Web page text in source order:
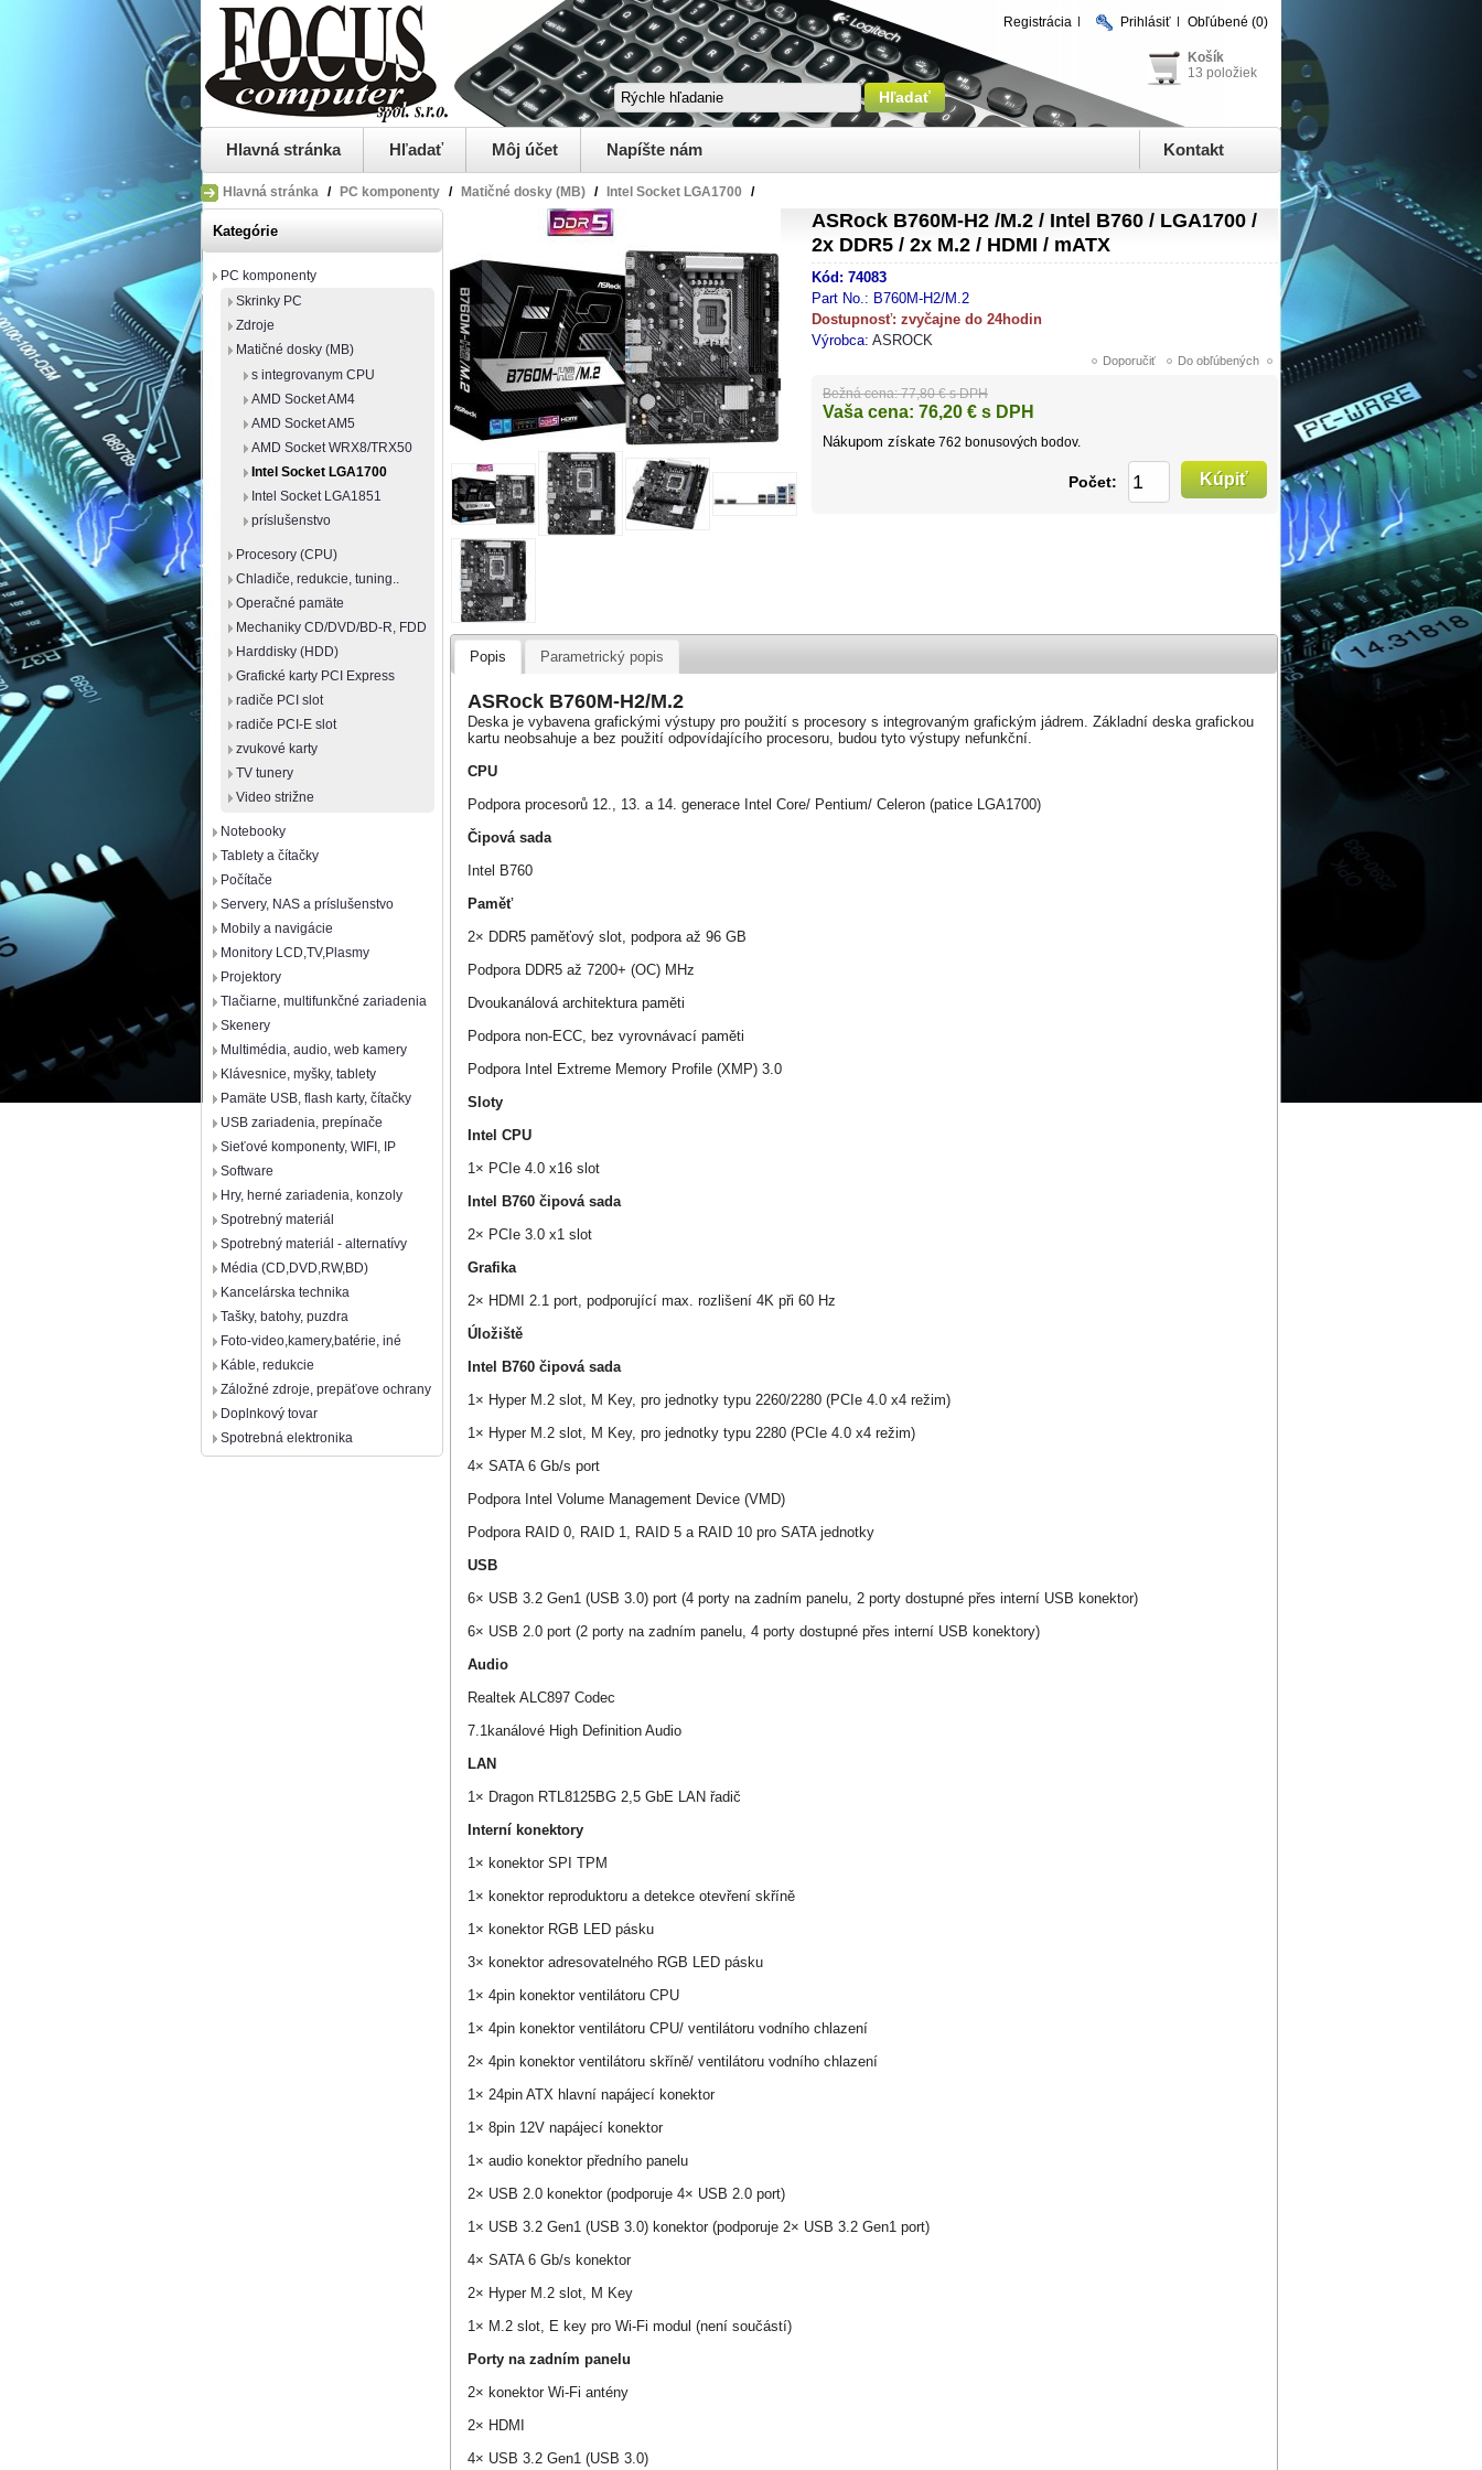
Registrácia Prihlásiť Obľúbené (0)
Košík
13 položiek
Hlavná stránka Hľadať Môj účet Napíšte nám Kontakt
Hlavná stránka / PC komponenty / Matičné dosky (MB) / Intel Socket LGA1700 /
Kategórie
PC komponenty
Skrinky PC
Zdroje
Matičné dosky (MB)
s integrovanym CPU
AMD Socket AM4
AMD Socket AM5
AMD Socket WRX8/TRX50
Intel Socket LGA1700
Intel Socket LGA1851
príslušenstvo
Procesory (CPU)
Chladiče, redukcie, tuning..
Operačné pamäte
Mechaniky CD/DVD/BD-R, FDD
Harddisky (HDD)
Grafické karty PCI Express
radiče PCI slot
radiče PCI-E slot
zvukové karty
TV tunery
Video strižne
Notebooky
Tablety a čítačky
Počítače
Servery, NAS a príslušenstvo
Mobily a navigácie
Monitory LCD,TV,Plasmy
Projektory
Tlačiarne, multifunkčné zariadenia
Skenery
Multimédia, audio, web kamery
Klávesnice, myšky, tablety
Pamäte USB, flash karty, čítačky
USB zariadenia, prepínače
Sieťové komponenty, WIFI, IP
Software
Hry, herné zariadenia, konzoly
Spotrebný materiál
Spotrebný materiál - alternatívy
Média (CD,DVD,RW,BD)
Kancelárska technika
Tašky, batohy, puzdra
Foto-video,kamery,batérie, iné
Káble, redukcie
Záložné zdroje, prepäťove ochrany
Doplnkový tovar
Spotrebná elektronika
ASRock B760M-H2 /M.2 / Intel B760 / LGA1700 /
2x DDR5 / 2x M.2 / HDMI / mATX
Kód: 74083
Part No.: B760M-H2/M.2
Dostupnosť: zvyčajne do 24hodin
Výrobca: ASROCK
Bežná cena: 77,80 € s DPH
Vaša cena: 76,20 € s DPH
Nákupom získate 762 bonusových bodov.
Počet:
Popis Parametrický popis
ASRock B760M-H2/M.2
Deska je vybavena grafickými výstupy pro použití s procesory s integrovaným grafickým jádrem. Základní deska grafickou
kartu neobsahuje a bez použití odpovídajícího procesoru, budou tyto výstupy nefunkční.
CPU
Podpora procesorů 12., 13. a 14. generace Intel Core/ Pentium/ Celeron (patice LGA1700)
Čipová sada
Intel B760
Paměť
2× DDR5 paměťový slot, podpora až 96 GB
Podpora DDR5 až 7200+ (OC) MHz
Dvoukanálová architektura paměti
Podpora non-ECC, bez vyrovnávací paměti
Podpora Intel Extreme Memory Profile (XMP) 3.0
Sloty
Intel CPU
1× PCIe 4.0 x16 slot
Intel B760 čipová sada
2× PCIe 3.0 x1 slot
Grafika
2× HDMI 2.1 port, podporující max. rozlišení 4K při 60 Hz
Úložiště
Intel B760 čipová sada
1× Hyper M.2 slot, M Key, pro jednotky typu 2260/2280 (PCIe 4.0 x4 režim)
1× Hyper M.2 slot, M Key, pro jednotky typu 2280 (PCIe 4.0 x4 režim)
4× SATA 6 Gb/s port
Podpora Intel Volume Management Device (VMD)
Podpora RAID 0, RAID 1, RAID 5 a RAID 10 pro SATA jednotky
USB
6× USB 3.2 Gen1 (USB 3.0) port (4 porty na zadním panelu, 2 porty dostupné přes interní USB konektor)
6× USB 2.0 port (2 porty na zadním panelu, 4 porty dostupné přes interní USB konektory)
Audio
Realtek ALC897 Codec
7.1kanálové High Definition Audio
LAN
1× Dragon RTL8125BG 2,5 GbE LAN řadič
Interní konektory
1× konektor SPI TPM
1× konektor reproduktoru a detekce otevření skříně
1× konektor RGB LED pásku
3× konektor adresovatelného RGB LED pásku
1× 4pin konektor ventilátoru CPU
1× 4pin konektor ventilátoru CPU/ ventilátoru vodního chlazení
2× 4pin konektor ventilátoru skříně/ ventilátoru vodního chlazení
1× 24pin ATX hlavní napájecí konektor
1× 8pin 12V napájecí konektor
1× audio konektor předního panelu
2× USB 2.0 konektor (podporuje 4× USB 2.0 port)
1× USB 3.2 Gen1 (USB 3.0) konektor (podporuje 2× USB 3.2 Gen1 port)
4× SATA 6 Gb/s konektor
2× Hyper M.2 slot, M Key
1× M.2 slot, E key pro Wi-Fi modul (není součástí)
Porty na zadním panelu
2× konektor Wi-Fi antény
2× HDMI
4× USB 3.2 Gen1 (USB 3.0)